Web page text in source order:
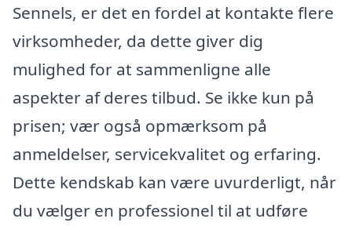
Sennels, er det en fordel at kontakte flere
virksomheder, da dette giver dig
mulighed for at sammenligne alle
aspekter af deres tilbud. Se ikke kun på
prisen; vær også opmærksom på
anmeldelser, servicekvalitet og erfaring.
Dette kendskab kan være uvurderligt, når
du vælger en professionel til at udføre